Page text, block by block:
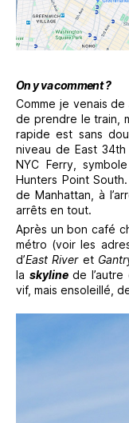
On y va comment ?
Comme je venais de
de prendre le train,
rapide est sans
niveau de East
NYC Ferry,
Hunters Point
de Manhattan, à
arrêts en tout.
Après un bon café
métro (voir les
d’East Riveret
la skylinede l’autre
vif, mais ensoleillé,